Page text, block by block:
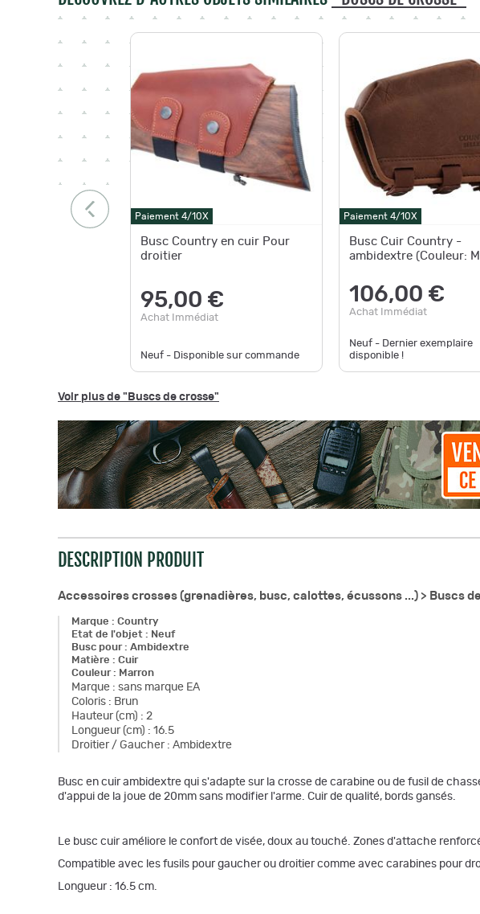
Paiement 4/10X
Busc Country en cuir Pour
droitier
95,00 €
Achat Immédiat
Neuf - Disponible sur commande
Paiement 4/10X
Busc Cuir Country -
ambidextre (Couleur:
106,00 €
Achat Immédiat
Neuf - Dernier exemplaire
disponible !
Voir plus de "Buscs de crosse"
DESCRIPTION PRODUIT
Accessoires crosses (grenadières, busc, calottes, écussons ...) > Buscs
Marque : Country
Etat de l'objet : Neuf
Busc pour: Ambidextre
Matière : Cuir
Couleur: Marron
Marque : sans marque EA
Coloris : Brun
Hauteur (cm) : 2
Longueur (cm) : 16.5
Droitier / Gaucher : Ambidextre
Busc en cuir ambidextre qui s'adapte sur la crosse de carabine ou de fusil de
d'appui de la joue de 20mm sans modifier l'arme. Cuir de qualité, bords gansés.
Le busc cuir améliore le confort de visée, doux au touché. Zones d'attache
Compatible avec les fusils pour gaucher ou droitier comme avec carabines pour
Longueur : 16.5 cm.